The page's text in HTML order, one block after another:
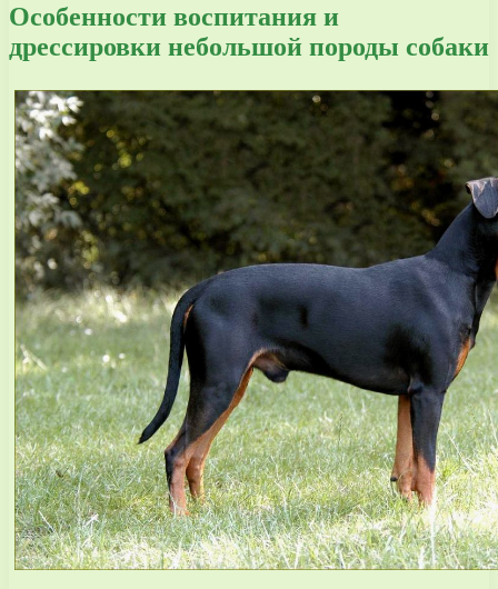
Особенности воспитания и
дрессировки небольшой породы собаки